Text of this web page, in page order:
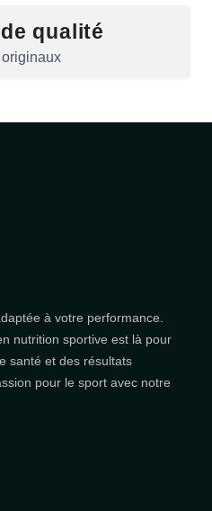
qualité
à votre performance.
nutrition sportive est là pour
santé et des résultats
pour le sport avec notre